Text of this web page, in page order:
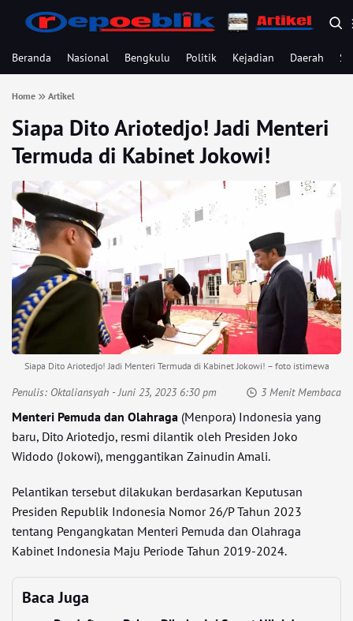
Beranda Nasional Bengkulu Politik Kejadian Daerah
Home Artikel
Siapa Dito Ariotedjo! Jadi Menteri
Termuda di Kabinet Jokowi!
Siapa Dito Ariotedjo! Jadi Menteri Termuda di Kabinet Jokowi! – foto istimewa
Penulis: Oktaliansyah - Juni 23, 2023 6:30 pm 3 Menit Membaca
Menteri Pemuda dan Olahraga (Menpora) Indonesia yang
baru, Dito Ariotedjo, resmi dilantik oleh Presiden Joko
Widodo (Jokowi), menggantikan Zainudin Amali.
Pelantikan tersebut dilakukan berdasarkan Keputusan
Presiden Republik Indonesia Nomor 26/P Tahun 2023
tentang Pengangkatan Menteri Pemuda dan Olahraga
Kabinet Indonesia Maju Periode Tahun 2019-2024.
Baca Juga